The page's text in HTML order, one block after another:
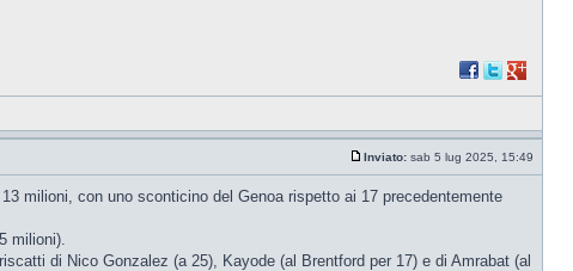
Inviato: sab 5 lug 2025, 15:49
milioni, con uno sconticino del Genoa rispetto ai 17 precedentemente
milioni).
di Nico Gonzalez (a 25), Kayode (al Brentford per 17) e di Amrabat (al